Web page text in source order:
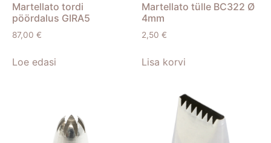
Martellato tordi
pöördalus GIRA5
87,00 €
Loe edasi
Martellato tülle BC322 Ø
4mm
2,50 €
Lisa korvi